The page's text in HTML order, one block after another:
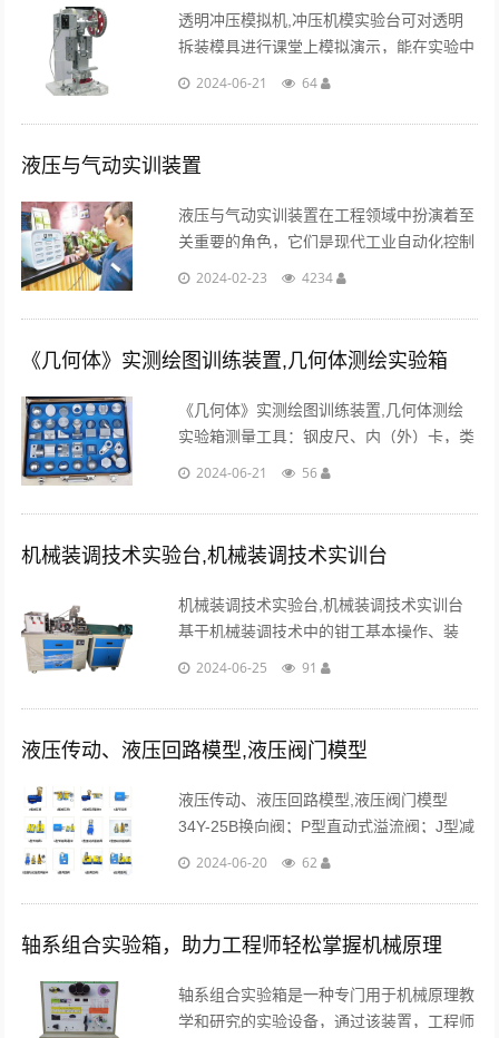
透明冲压模拟机,冲压机模实验台可对透明
拆装模具进行课堂上模拟演示，能在实验中
看到模具的运动过程，提供设计人员对模具
2024-06-21 64
液压与气动实训装置
液压与气动实训装置在工程领域中扮演着至
关重要的角色，它们是现代工业自动化控制
系统中不可或缺的一部分。液压与气动技术
控制，广泛应用于各种工业领域，如机械制
造、航空航......
2024-02-23 4234
《几何体》实测绘图训练装置,几何体测绘实验箱
《几何体》实测绘图训练装置,几何体测绘
实验箱测量工具：钢皮尺、内（外）卡，类
型：便携组合式(检测零件、测量工具及指
2024-06-21 56
机械装调技术实验台,机械装调技术实训台
机械装调技术实验台,机械装调技术实训台
基于机械装调技术中的钳工基本操作、装
配、测量及调整、质量检验的工作过程进行
能竞赛的需要。...
2024-06-25 91
液压传动、液压回路模型,液压阀门模型
液压传动、液压回路模型,液压阀门模型
34Y-25B换向阀；P型直动式溢流阀；J型减
压阀；顺序阀结构Q；XY型液控顺序阀，咨
2024-06-20 62
轴系组合实验箱，助力工程师轻松掌握机械原理
轴系组合实验箱是一种专门用于机械原理教
学和研究的实验设备，通过该装置，工程师